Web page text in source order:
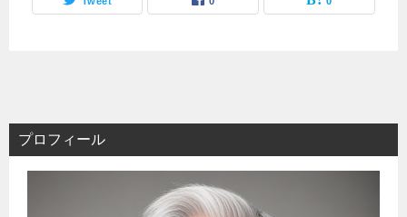
プロフィール